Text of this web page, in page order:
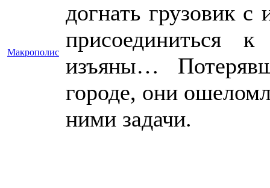
Макрополис
догнать грузовик
присоединиться
изъяны…
городе, они
ними